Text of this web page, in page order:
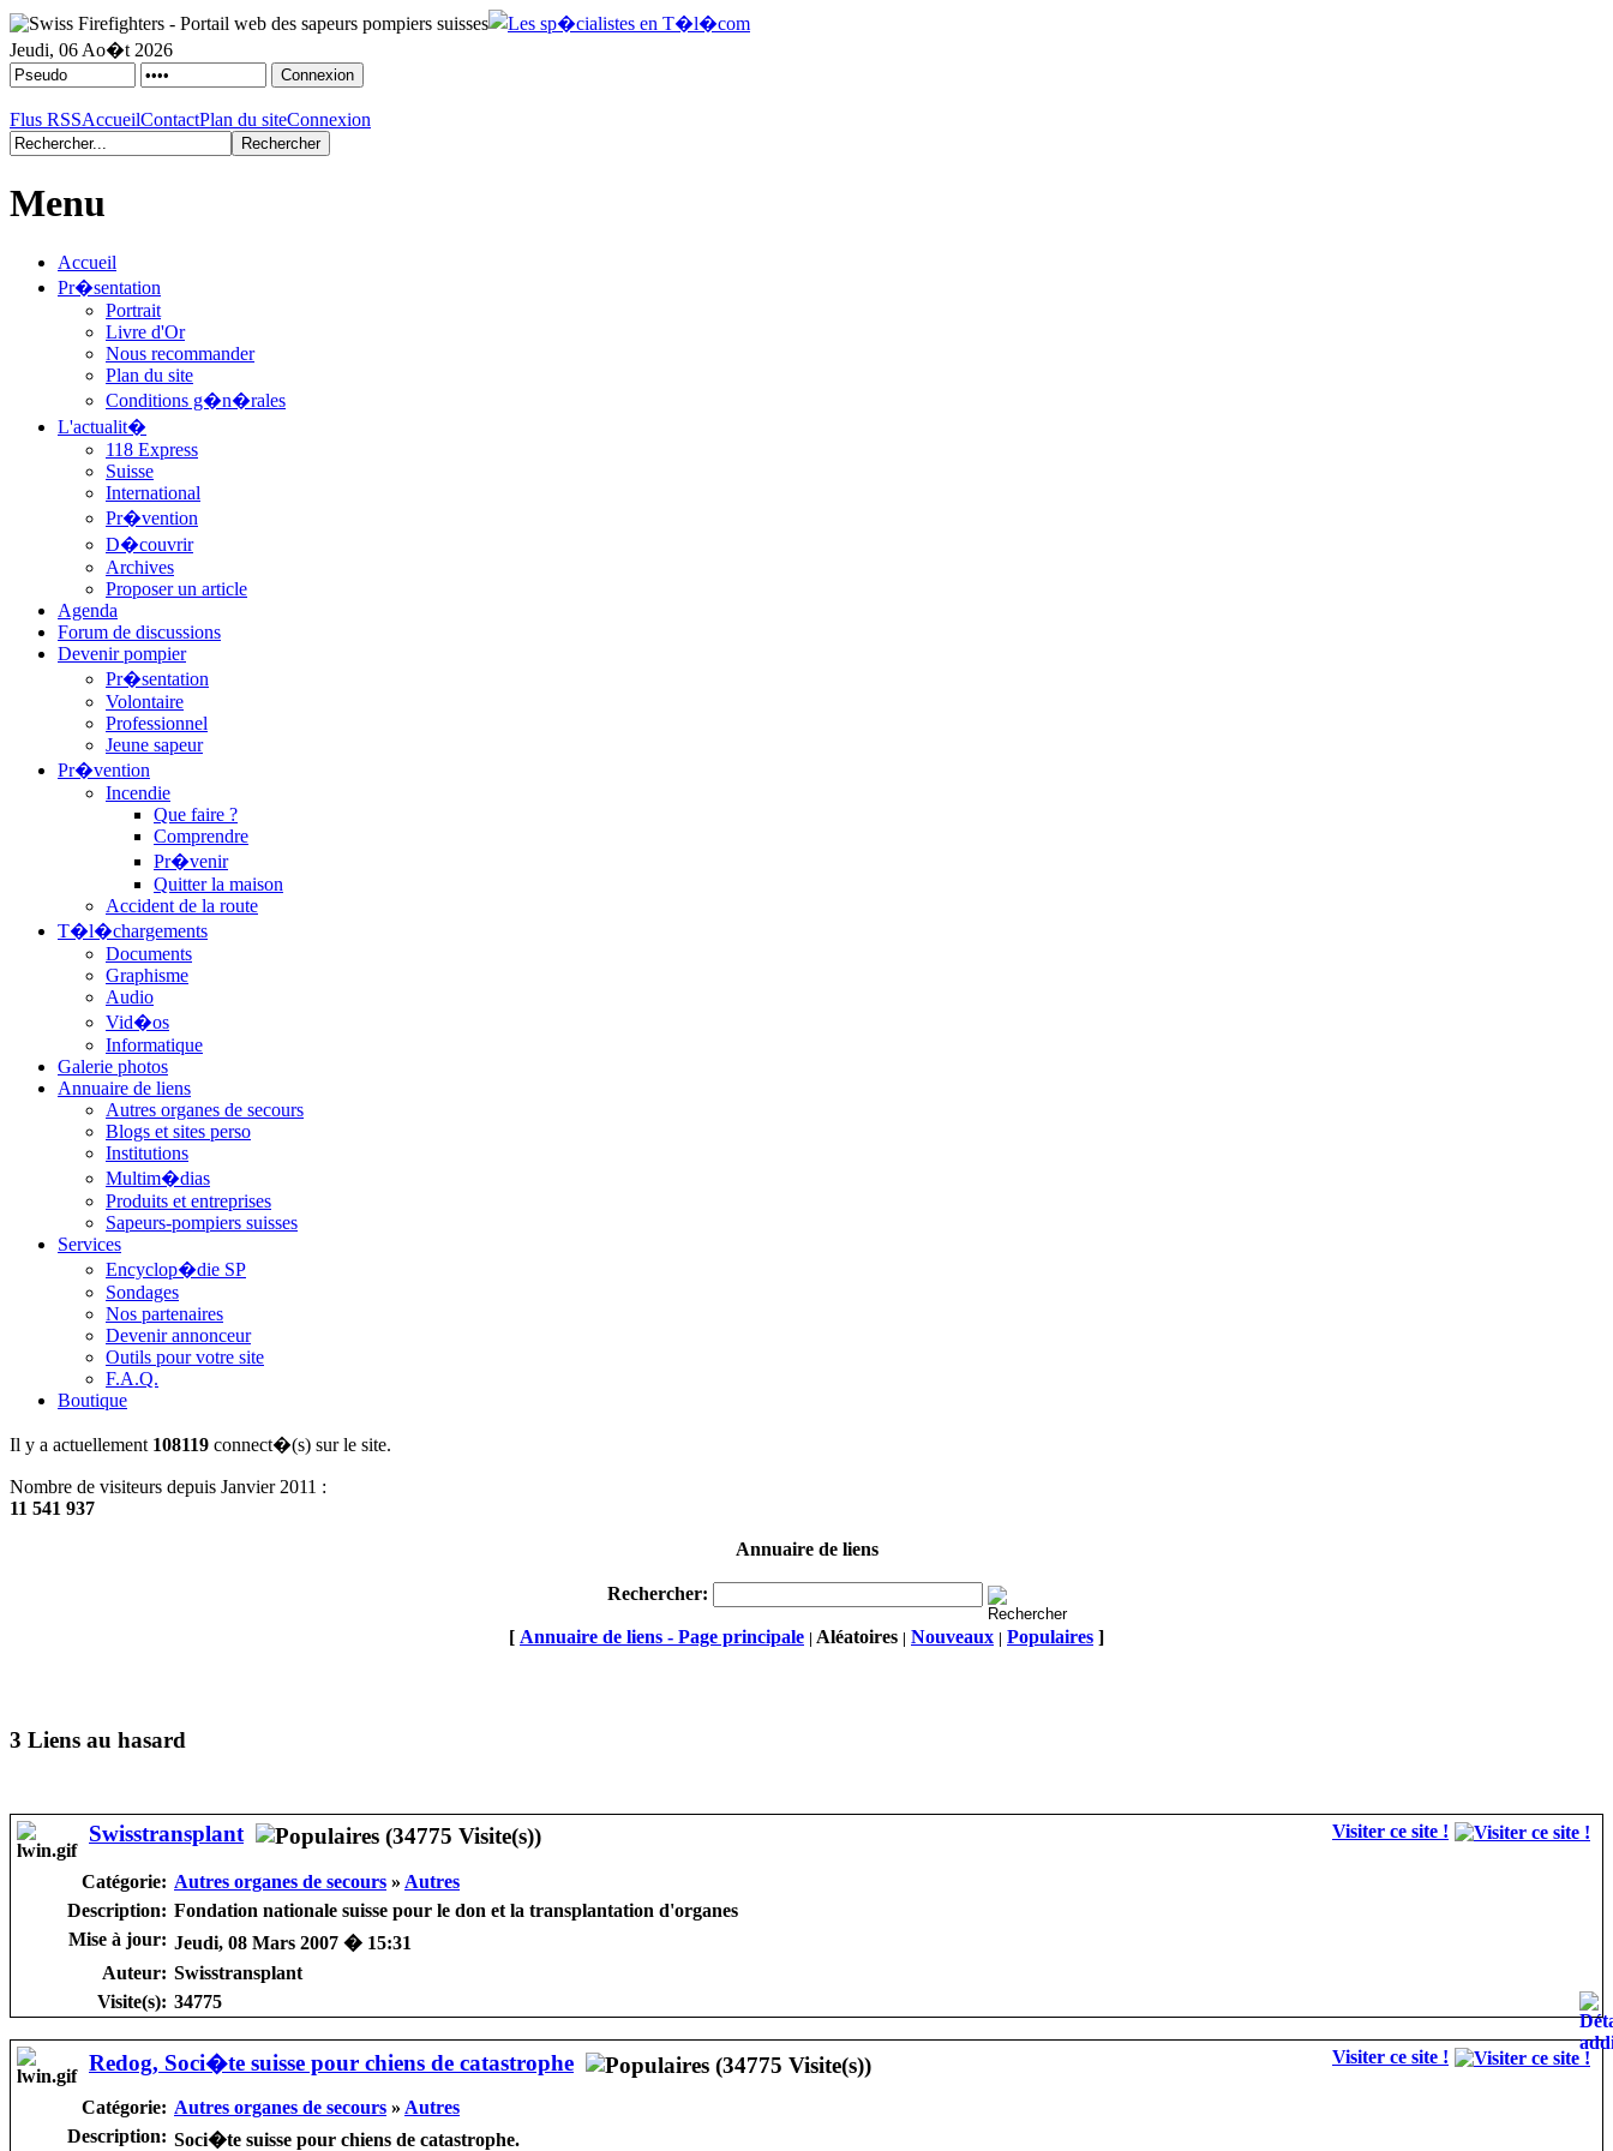
Jeudi, 06 Ao�t 2026
Flus RSSAccueilContactPlan du siteConnexion
Menu
Accueil
Pr�sentation
Portrait
Livre d'Or
Nous recommander
Plan du site
Conditions g�n�rales
L'actualit�
118 Express
Suisse
International
Pr�vention
D�couvrir
Archives
Proposer un article
Agenda
Forum de discussions
Devenir pompier
Pr�sentation
Volontaire
Professionnel
Jeune sapeur
Pr�vention
Incendie
Que faire ?
Comprendre
Pr�venir
Quitter la maison
Accident de la route
T�l�chargements
Documents
Graphisme
Audio
Vid�os
Informatique
Galerie photos
Annuaire de liens
Autres organes de secours
Blogs et sites perso
Institutions
Multim�dias
Produits et entreprises
Sapeurs-pompiers suisses
Services
Encyclop�die SP
Sondages
Nos partenaires
Devenir annonceur
Outils pour votre site
F.A.Q.
Boutique
Il y a actuellement 108119 connect�(s) sur le site.
Nombre de visiteurs depuis Janvier 2011 :
11 541 937
Annuaire de liens
Rechercher:
[ Annuaire de liens - Page principale | Aléatoires | Nouveaux | Populaires ]
3 Liens au hasard
Swisstransplant Visiter ce site !
Catégorie: Autres organes de secours » Autres
Description: Fondation nationale suisse pour le don et la transplantation d'organes
Mise à jour: Jeudi, 08 Mars 2007 � 15:31
Auteur: Swisstransplant
Visite(s): 34775
Redog, Soci�te suisse pour chiens de catastrophe Visiter ce site !
Catégorie: Autres organes de secours » Autres
Description: Soci�te suisse pour chiens de catastrophe.